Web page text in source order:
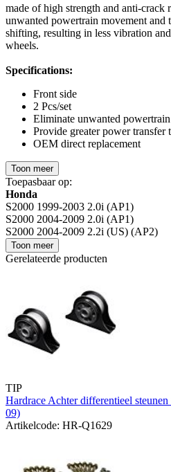
made of high strength and anti-crack
unwanted powertrain movement and
shifting, resulting in less vibration
wheels.
Specifications:
Front side
2 Pcs/set
Eliminate unwanted
Provide greater power transfer
OEM direct replacement
Toon meer
Toepasbaar op:
Honda
S2000 1999-2003 2.0i (AP1)
S2000 2004-2009 2.0i (AP1)
S2000 2004-2009 2.2i (US) (AP2)
Toon meer
Gerelateerde producten
TIP
Hardrace Achter differentieel
09)
Artikelcode: HR-Q1629